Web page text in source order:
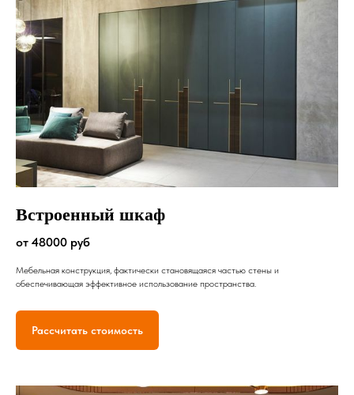
Встроенный шкаф
от 48000 руб
Мебельная конструкция, фактически становящаяся частью стены и
обеспечивающая эффективное использование пространства.
Рассчитать стоимость